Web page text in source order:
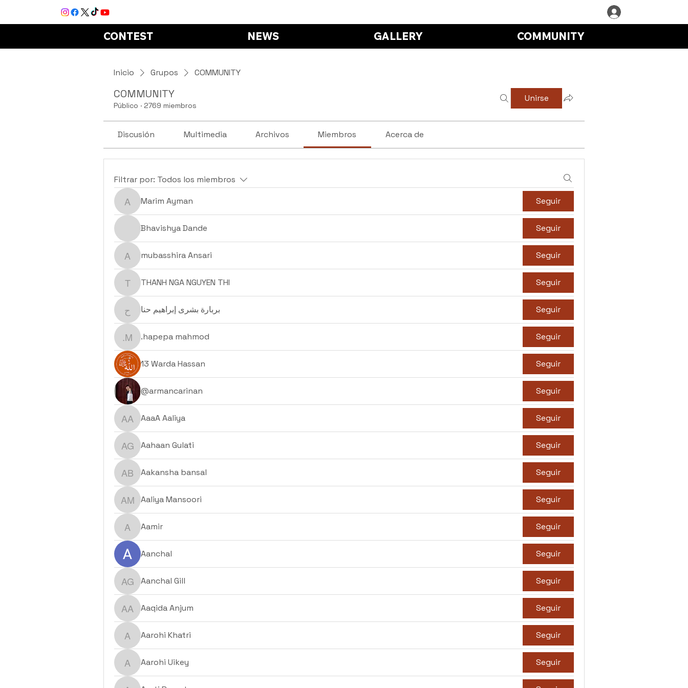
CONTEST NEWS GALLERY COMMUNITY
Inicio Grupos COMMUNITY
COMMUNITY
Público · 2769 miembros
Unirse
Discusión Multimedia Archivos Miembros Acerca de
Filtrar por: Todos los miembros
Marim Ayman
Marim Ayman Seguir
Bhavishya Dande
Bhavishya Dande Seguir
mubasshira Ansari
mubasshira Ansari Seguir
THANH NGA NGUYEN THI
THANH NGA NGUYEN THI Seguir
بربارة بشرى إبراهيم حنا
بربارة بشرى إبراهيم حنا Seguir
.hapepa mahmod
.hapepa mahmod Seguir
13 Warda Hassan Seguir
@armancarinan Seguir
AaaA Aaliya
AaaA Aaliya Seguir
Aahaan Gulati
Aahaan Gulati Seguir
Aakansha bansal
Aakansha bansal Seguir
Aaliya Mansoori
Aaliya Mansoori Seguir
AamirAamir Seguir
Aanchal Seguir
Aanchal Gill
Aanchal Gill Seguir
Aaqida Anjum
Aaqida Anjum Seguir
Aarohi Khatri
Aarohi Khatri Seguir
Aarohi Uikey
Aarohi Uikey Seguir